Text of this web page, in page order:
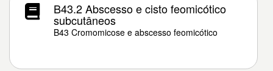
B43.2 Abscesso e cisto feomicótico
subcutâneos
B43 Cromomicose e abscesso feomicótico